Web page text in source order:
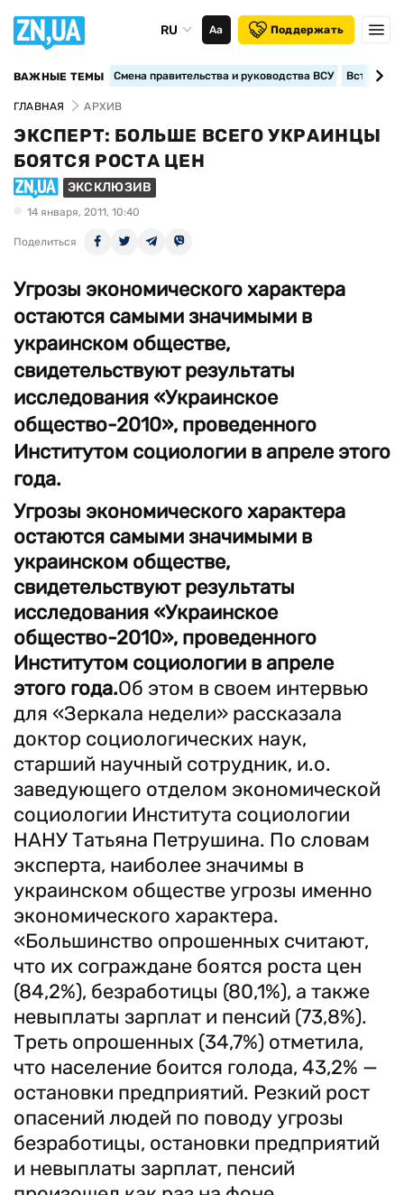
RU Аа Поддержать
ВАЖНЫЕ ТЕМЫ Смена правительства и руководства ВСУ
ГЛАВНАЯ АРХИВ
ЭКСПЕРТ: БОЛЬШЕ ВСЕГО УКРАИНЦЫ
БОЯТСЯ РОСТА ЦЕН
ЭКСКЛЮЗИВ
14 января, 2011, 10:40
Поделиться
Угрозы экономического характера
остаются самыми значимыми в
украинском обществе,
свидетельствуют результаты
исследования «Украинское
общество-2010», проведенного
Институтом социологии в апреле этого
года.
Угрозы экономического характера
остаются самыми значимыми в
украинском обществе,
свидетельствуют результаты
исследования «Украинское
общество-2010», проведенного
Институтом социологии в апреле
этого года.Об этом в своем интервью
для «Зеркала недели» рассказала
доктор социологических наук,
старший научный сотрудник, и.о.
заведующего отделом экономической
социологии Института социологии
НАНУ Татьяна Петрушина. По словам
эксперта, наиболее значимы в
украинском обществе угрозы именно
экономического характера.
«Большинство опрошенных считают,
что их сограждане боятся роста цен
(84,2%), безработицы (80,1%), а также
невыплаты зарплат и пенсий (73,8%).
Треть опрошенных (34,7%) отметила,
что население боится голода, 43,2% —
остановки предприятий. Резкий рост
опасений людей по поводу угрозы
безработицы, остановки предприятий
и невыплаты зарплат, пенсий